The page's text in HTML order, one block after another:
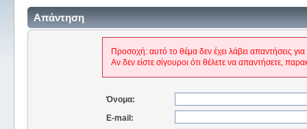
Απάντηση
Προσοχή: αυτό το θέμα δεν έχει λάβει απαντήσεις
Αν δεν είστε σίγουροι ότι θέλετε να απαντήσετε,
Όνομα:
E-mail: